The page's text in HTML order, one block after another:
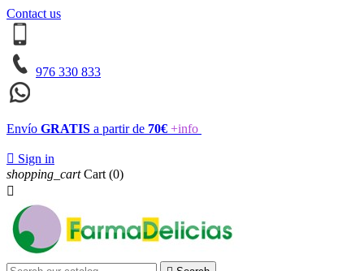
Contact us
976 330 833
Envío GRATIS a partir de 70€ +info
 Sign in
shopping_cart Cart (0)
